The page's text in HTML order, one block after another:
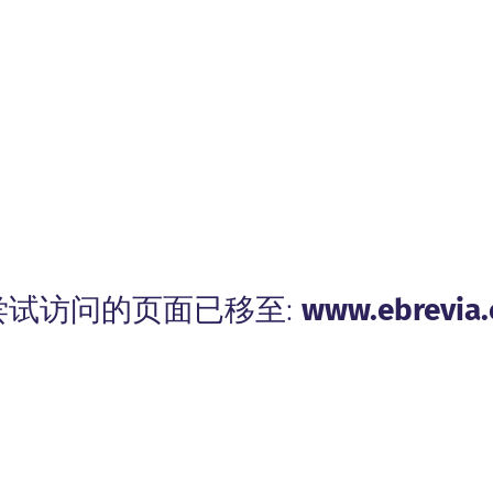
试访问的页面已移至: